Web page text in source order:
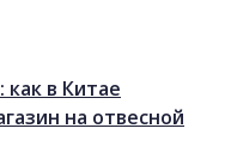
в Китае
на отвесной